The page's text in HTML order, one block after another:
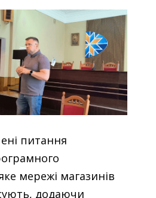
питання
мережі магазинів
додаючи